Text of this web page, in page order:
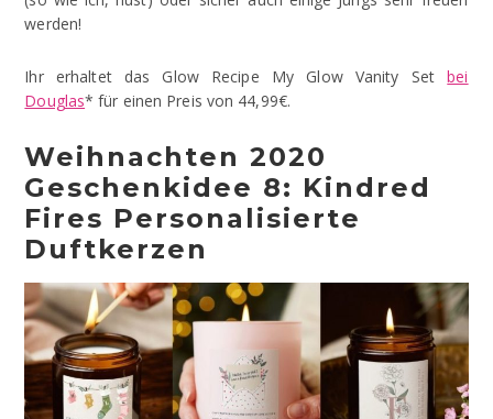
werden!
Ihr erhaltet das Glow Recipe My Glow Vanity Setbei
Douglas* für einen Preis von 44,99€.
Weihnachten 2020
Geschenkidee 8: Kindred
Fires Personalisierte
Duftkerzen